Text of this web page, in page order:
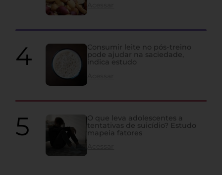
Consumir leite no pós-treino
pode ajudar na saciedade,
indica estudo
O que leva adolescentes a
tentativas de suicídio? Estudo
mapeia fatores